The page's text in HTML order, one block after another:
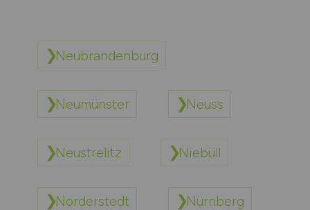
Neubrandenburg
Neumünster Neuss
Neustrelitz Niebüll
Norderstedt Nürnberg